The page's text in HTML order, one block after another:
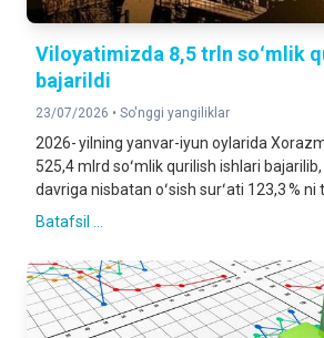
Viloyatimizda 8,5 trln soʻmlik
bajarildi
23/07/2026 • So'nggi yangiliklar
2026- yilning yanvar-iyun oylarida
525,4 mlrd soʻmlik qurilish ishlari
davriga nisbatan oʻsish surʻati 123,3 % ni
Batafsil ...